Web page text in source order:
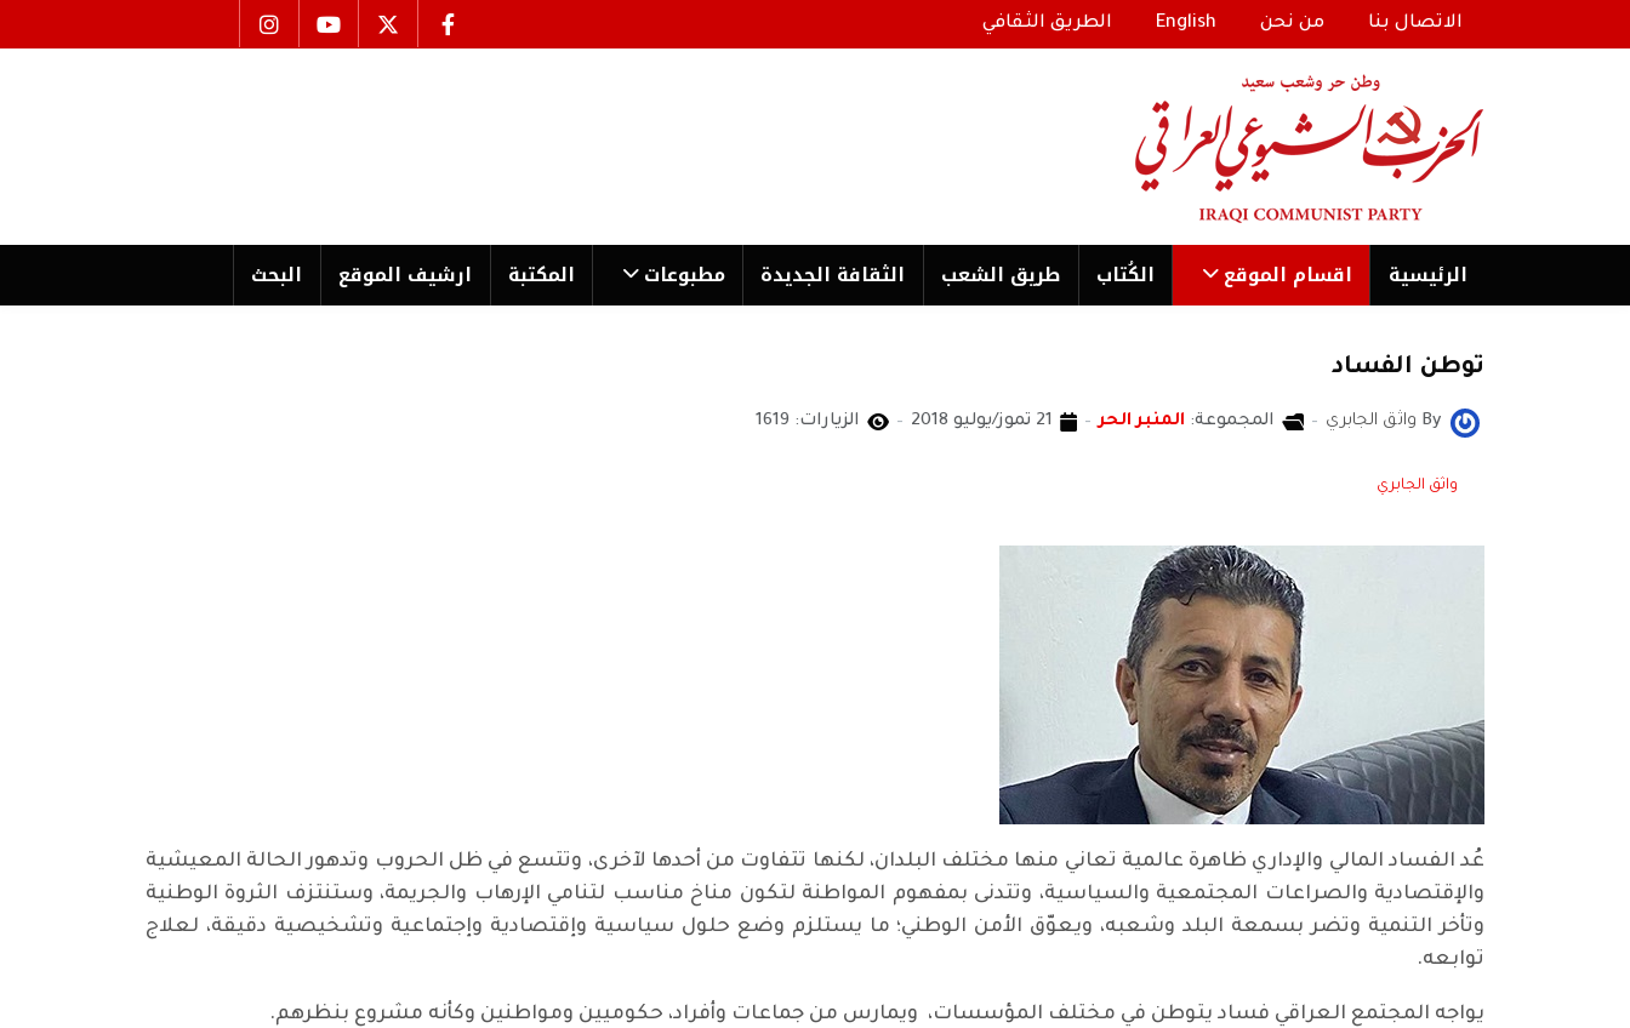
الاتصال بنا من نحن English الطريق الثقافي
الرئیسية اقسام الموقع الكُتاب طریق الشعب الثقافة الجدیدة مطبوعات المكتبة ارشیف الموقع البحث
توطن الفساد
By واثق الجابري المجموعة: المنبر الحر 21 تموز/يوليو 2018 الزيارات: 1619
واثق الجابري
عُد الفساد المالي والإداري ظاهرة عالمية تعاني منها مختلف البلدان، لكنها تتفاوت من أحدها لآخرى، وتتسع في ظل الحروب وتدهور الحالة المعيشية
والإقتصادية والصراعات المجتمعية والسياسية، وتتدنى بمفهوم المواطنة لتكون مناخ مناسب لتنامي الإرهاب والجريمة، وستنتزف الثروة الوطنية
وتأخر التنمية وتضر بسمعة البلد وشعبه، ويعوّق الأمن الوطني؛ ما يستلزم وضع حلول سياسية وإقتصادية وإجتماعية وتشخيصية دقيقة، لعلاج
توابعه.
يواجه المجتمع العراقي فساد يتوطن في مختلف المؤسسات، ويمارس من جماعات وأفراد، حكوميين ومواطنين وكأنه مشروع بنظرهم.